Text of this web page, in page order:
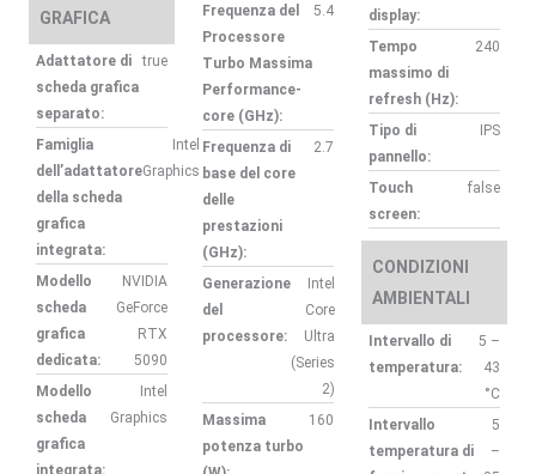
GRAFICA
Adattatore di
scheda grafica
separato:
true
Famiglia
dell’adattatore
della scheda
grafica
integrata:
Intel
Graphics
Modello
scheda
grafica
dedicata:
NVIDIA
GeForce
RTX
5090
Modello
scheda
grafica
Intel
Graphics
Frequenza del
Processore
Turbo Massima
Performance-
core (GHz):
5.4
Frequenza di
base del core
delle
prestazioni
(GHz):
2.7
Generazione
del
processore:
Intel
Core
Ultra
(Series
2)
Massima
potenza turbo
160
display:
Tempo
massimo di
refresh (Hz):
240
Tipo di
pannello:
IPS
Touch
screen:
false
CONDIZIONI
AMBIENTALI
Intervallo di
temperatura:
5 –
43
°C
Intervallo
temperatura di
5
–